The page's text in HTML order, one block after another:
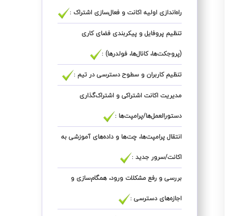
راه‌اندازی اولیه اکانت و فعال‌سازی اشتراک :
تنظیم پروفایل و پیکربندی فضای کاری
(پروجکت‌ها، کانال‌ها، فولدرها) :
تنظیم کاربران و سطوح دسترسی در تیم :
مدیریت اکانت اشتراکی و اشتراک‌گذاری
دستورالعمل‌ها/پرامپت‌ها :
انتقال پرامپت‌ها، چت‌ها و داده‌های آموزشی به
اکانت/سرور جدید :
بررسی و رفع مشکلات ورود، همگام‌سازی و
اجازه‌های دسترسی :